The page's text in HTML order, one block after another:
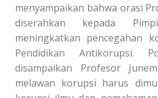
menyampaikan bahwa orasi
diserahkan kepada
meningkatkan pencegahan
Pendidikan Antikorupsi.
disampaikan Profesor
melawan korupsi harus